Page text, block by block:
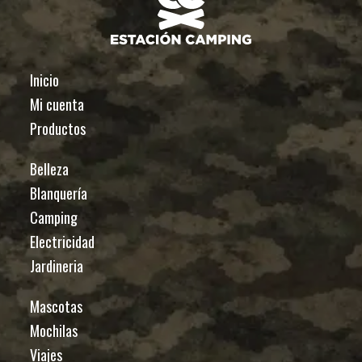
Inicio
Mi cuenta
Productos
Belleza
Blanquería
Camping
Electricidad
Jardineria
Mascotas
Mochilas
Viajes